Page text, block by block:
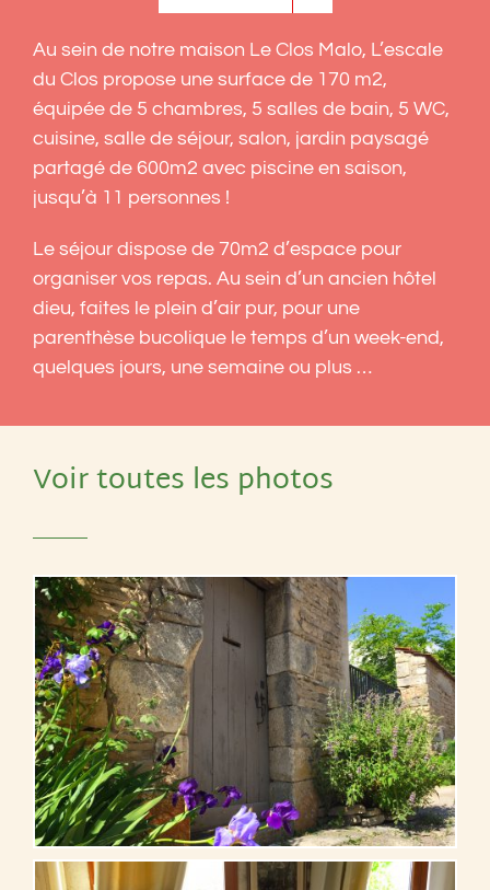
Au sein de notre maison Le Clos Malo, L’escale
du Clos propose une surface de 170 m2,
équipée de 5 chambres, 5 salles de bain, 5 WC,
cuisine, salle de séjour, salon, jardin paysagé
partagé de 600m2 avec piscine en saison,
jusqu’à 11 personnes !
Le séjour dispose de 70m2 d’espace pour
organiser vos repas. Au sein d’un ancien hôtel
dieu, faites le plein d’air pur, pour une
parenthèse bucolique le temps d’un week-end,
quelques jours, une semaine ou plus …
Voir toutes les photos